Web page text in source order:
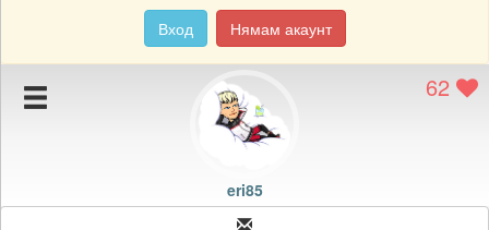
Вход
Нямам акаунт
Подаръците на eri85 62
eri85